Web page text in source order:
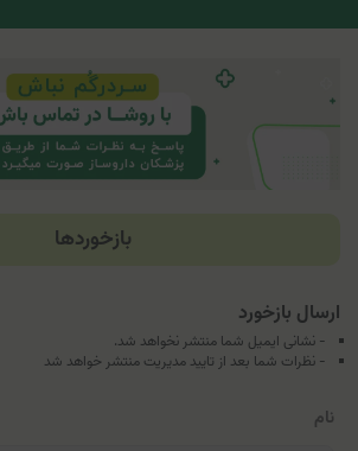
بازخوردها
ارسال بازخورد
- نشانی ایمیل شما منتشر نخواهد شد.
- نظرات شما بعد از تایید مدیریت منتشر خواهد شد
نام